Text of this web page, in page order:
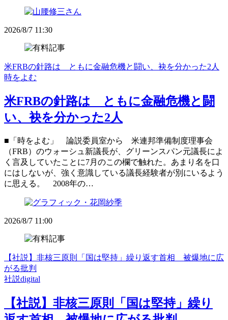
2026/8/7 11:30
米FRBの針路は ともに金融危機と闘い、袂を分かった2人
時をよむ
米FRBの針路は ともに金融危機と闘
い、袂を分かった2人
■「時をよむ」 論説委員室から 米連邦準備制度理事会
（FRB）のウォーシュ新議長が、グリーンスパン元議長によ
く言及していたことに7月のこの欄で触れた。あまり名を口
にはしないが、強く意識している議長経験者が別にいるよう
に思える。 2008年の…
2026/8/7 11:00
【社説】非核三原則「国は堅持」繰り返す首相 被爆地に広
がる批判
社説digital
【社説】非核三原則「国は堅持」繰り